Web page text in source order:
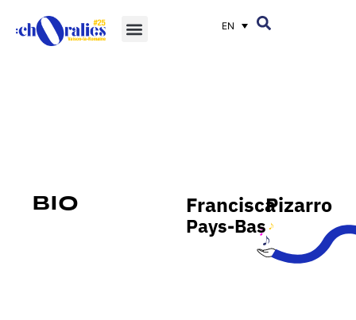
EN
Bio FranciscaPizarro
Pays-Bas